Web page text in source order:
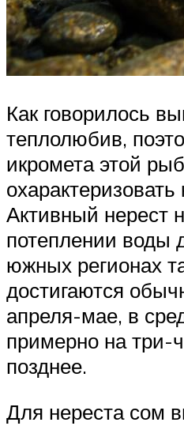
Как говорилось
теплолюбив,
икромета этой
охарактеризовать
Активный нерест
потеплении воды
южных регионах
достигаются
апреля-мае, в
примерно на три-
позднее.
Для нереста сом